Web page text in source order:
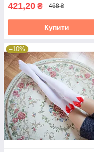
421,20 ₴ 468 ₴
Купити
–10%